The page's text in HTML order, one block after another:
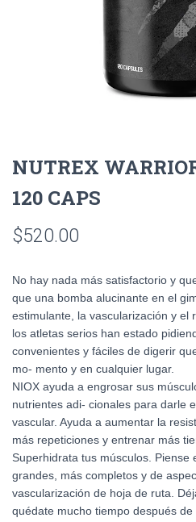
NUTREX
120 CAPS
$520.00
No hay nada más satisfactorio y
que una bomba alucinante en el
estimulante, la vascularización y el
los atletas serios han estado
convenientes y fáciles de digerir
mo- mento y en cualquier lugar.
NIOX ayuda a engrosar sus
nutrientes adi- cionales para darle
vascular. Ayuda a aumentar la
más repeticiones y entrenar más
Superhidrata tus músculos. Piense
grandes, más completos y de
vascularización de hoja de ruta.
quédate mucho tiempo después de